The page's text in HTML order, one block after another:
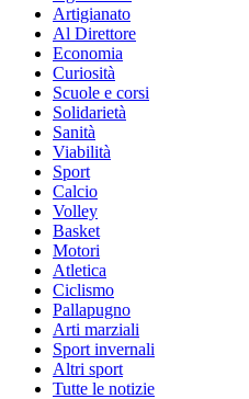
Artigianato
Al Direttore
Economia
Curiosità
Scuole e corsi
Solidarietà
Sanità
Viabilità
Sport
Calcio
Volley
Basket
Motori
Atletica
Ciclismo
Pallapugno
Arti marziali
Sport invernali
Altri sport
Tutte le notizie